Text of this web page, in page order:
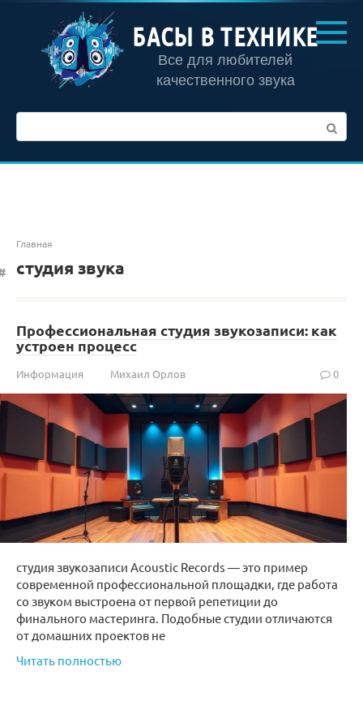
контенту
БАСЫ В ТЕХНИКЕ
Все для любителей
качественного звука
Главная
студия звука
Профессиональная студия звукозаписи: как
устроен процесс
Информация Михаил Орлов 0
студия звукозаписи Acoustic Records — это пример
современной профессиональной площадки, где работа
со звуком выстроена от первой репетиции до
финального мастеринга. Подобные студии отличаются
от домашних проектов не
Читать полностью